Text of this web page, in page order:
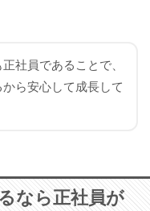
社員であることで、
ら安心して成長して
なら正社員が